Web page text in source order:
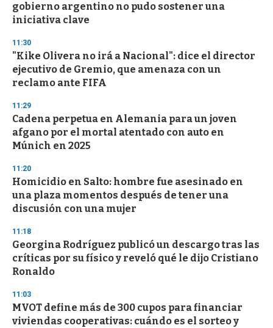
gobierno argentino no pudo sostener una
iniciativa clave
11:30
"Kike Olivera no irá a Nacional": dice el director
ejecutivo de Gremio, que amenaza con un
reclamo ante FIFA
11:29
Cadena perpetua en Alemania para un joven
afgano por el mortal atentado con auto en
Múnich en 2025
11:20
Homicidio en Salto: hombre fue asesinado en
una plaza momentos después de tener una
discusión con una mujer
11:18
Georgina Rodríguez publicó un descargo tras las
críticas por su físico y reveló qué le dijo Cristiano
Ronaldo
11:03
MVOT define más de 300 cupos para financiar
viviendas cooperativas: cuándo es el sorteo y